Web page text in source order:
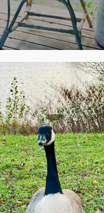
Physiopolis, juin 2025 – The
Specials Too hot (live at the
Moonlight Club)